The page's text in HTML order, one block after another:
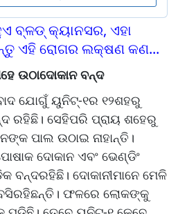
ବ୍ଳଡ୍‌ କ୍ୟାନସର, ଏହା
ଏହି ରୋଗର ଲକ୍ଷଣ କଣ...
ଉଠାଦୋକାନ ବନ୍ଦ
ଯୋଗୁଁ ୟୁନିଟ୍‌‌-୧ର ୧୨ଶହରୁ
ରହିଛି। ସେହିପରି ପ୍ରାୟ ଶହେରୁ
ପାଲ ଉଠାଇ ନାହାନ୍ତି।
ଦୋକାନ ଏବଂ ଭେଣ୍ଡିଂ
ବନ୍ଦରହିଛି। ଦୋକାନୀମାନେ ମେଳି
ଫଳରେ ଲୋକଙ୍କୁ